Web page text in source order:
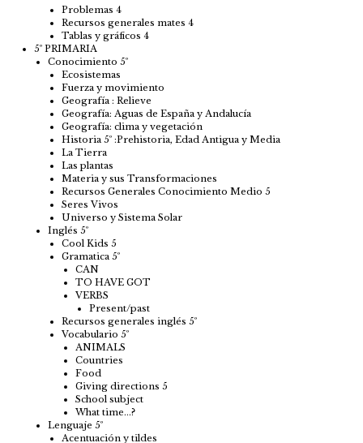
Problemas 4
Recursos generales mates 4
Tablas y gráficos 4
5º PRIMARIA
Conocimiento 5º
Ecosistemas
Fuerza y movimiento
Geografía : Relieve
Geografía: Aguas de España y Andalucía
Geografía: clima y vegetación
Historia 5º :Prehistoria, Edad Antigua y Media
La Tierra
Las plantas
Materia y sus Transformaciones
Recursos Generales Conocimiento Medio 5
Seres Vivos
Universo y Sistema Solar
Inglés 5º
Cool Kids 5
Gramatica 5º
CAN
TO HAVE GOT
VERBS
Present/past
Recursos generales inglés 5º
Vocabulario 5º
ANIMALS
Countries
Food
Giving directions 5
School subject
What time…?
Lenguaje 5º
Acentuación y tildes